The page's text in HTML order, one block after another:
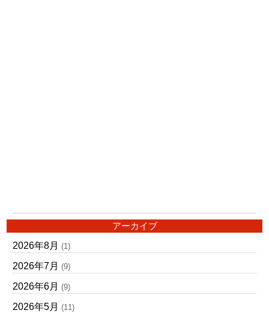
アーカイブ
2026年8月 (1)
2026年7月 (9)
2026年6月 (9)
2026年5月 (11)